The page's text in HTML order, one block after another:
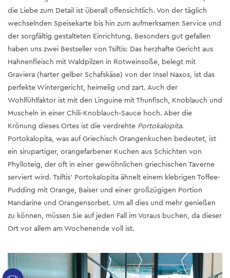
die Liebe zum Detail ist überall offensichtlich. Von der täglich
wechselnden Speisekarte bis hin zum aufmerksamen Service und
der sorgfältig gestalteten Einrichtung. Besonders gut gefallen
haben uns zwei Bestseller von Tsiftis: Das herzhafte Gericht aus
Hahnenfleisch mit Waldpilzen in Rotweinsoße, belegt mit
Graviera (harter gelber Schafskäse) von der Insel Naxos, ist das
perfekte Wintergericht, heimelig und zart. Auch der
Wohlfühlfaktor ist mit den Linguine mit Thunfisch, Knoblauch und
Muscheln in einer Chili-Knoblauch-Sauce hoch. Aber die
Krönung dieses Ortes ist die verdrehte Portokalopita.
Portokalopita, was auf Griechisch Orangenkuchen bedeutet, ist
ein sirupartiger, orangefarbener Kuchen aus Schichten von
Phylloteig, der oft in einer gewöhnlichen griechischen Taverne
serviert wird. Tsiftis' Portokalopita ähnelt einem klebrigen Toffee-
Pudding mit Orange, Baiser und einer großzügigen Portion
Mandarine und Orangensorbet. Um all dies und mehr genießen
zu können, müssen Sie auf jeden Fall im Voraus buchen, da dieser
Ort vor allem am Wochenende voll ist.